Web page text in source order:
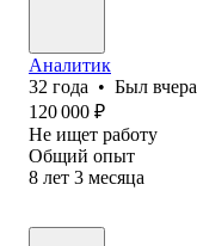
Аналитик
32 года • Был вчера
120 000 ₽
Не ищет работу
Общий опыт
8 лет 3 месяца